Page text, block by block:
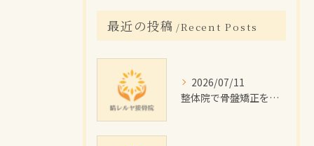
最近の投稿 Recent Posts
2026/07/11
整体院で骨盤矯正を受けたい大分県佐伯市の女性に向けた施術回数や費用目安と通院計画ガイド